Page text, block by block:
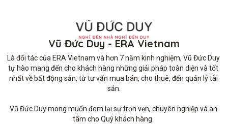
Vũ Đức Duy - ERA Vietnam
Là đối tác của ERA Vietnam và hơn 7 năm kinh nghiệm, Vũ Đức Duy
tự hào mang đến cho khách hàng những giải pháp toàn diện và tốt
nhất về bất động sản, từ tư vấn mua bán, cho thuê, đến quản lý tài
sản.
Vũ Đức Duy mong muốn đem lại sự trọn vẹn, chuyên nghiệp và an
tâm cho Quý khách hàng.